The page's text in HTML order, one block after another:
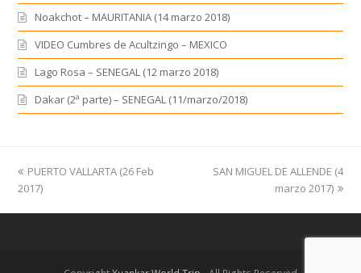
Noakchot – MAURITANIA (14 marzo 2018)
VIDEO Cumbres de Acultzingo – MEXICO
Lago Rosa – SENEGAL (12 marzo 2018)
Dakar (2ª parte) – SENEGAL (11/marzo/2018)
previous
post:
PUERTO VALLARTA (26 Feb
2017)
next
SAN MIGUEL DE ALLENDE (4
marzo 2017)